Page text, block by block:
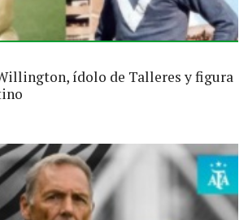
ídolo de Talleres y figura